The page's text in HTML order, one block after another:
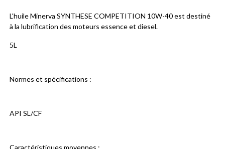
L'huile Minerva SYNTHESE COMPETITION 10W-40 est destiné
à la lubrification des moteurs essence et diesel.
5L
Normes et spécifications :
API SL/CF